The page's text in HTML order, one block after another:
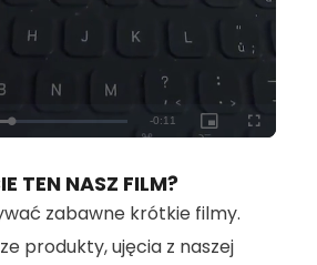
Loaded:
100.00%
TEN NASZ FILM?
zabawne krótkie filmy.
produkty, ujęcia z naszej